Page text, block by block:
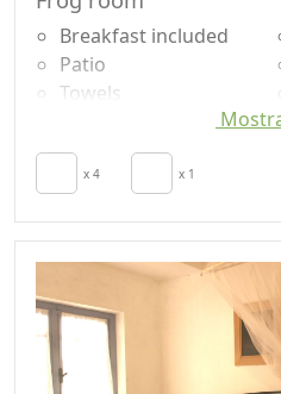
Breakfast included
Patio
Towels
Cupboard or
Wardrobe
High chair
x 4 x 1